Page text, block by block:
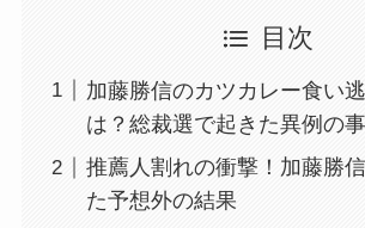
目次
加藤勝信のカツカレー食い
は？総裁選で起きた異例の
推薦人割れの衝撃！加藤勝
た予想外の結果